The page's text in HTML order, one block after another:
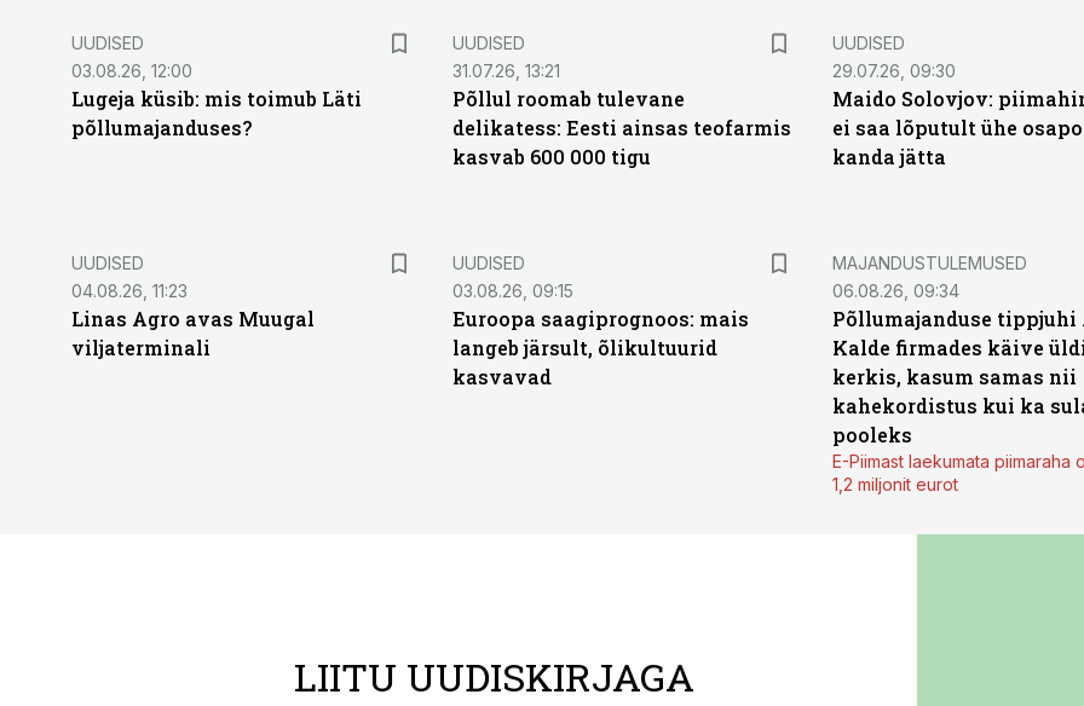
UUDISED
03.08.26, 12:00
Lugeja küsib: mis toimub Läti
põllumajanduses?
UUDISED
31.07.26, 13:21
Põllul roomab tulevane
delikatess: Eesti ainsas teofarmis
kasvab 600 000 tigu
UUDISED
29.07.26, 09:30
Maido Solovjov:
ei saa lõputult ühe
kanda jätta
UUDISED
04.08.26, 11:23
Linas Agro avas Muugal
viljaterminali
UUDISED
03.08.26, 09:15
Euroopa saagiprognoos: mais
langeb järsult, õlikultuurid
kasvavad
MAJANDUSTULEMUSED
06.08.26, 09:34
Põllumajanduse tippjuhi
Kalde firmades käive
kerkis, kasum samas nii
kahekordistus kui ka
pooleks
E-Piimast laekumata piimaraha
1,2 miljonit eurot
LIITU UUDISKIRJAGA